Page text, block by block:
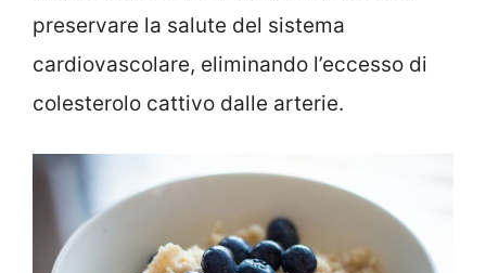
preservare la salute del sistema
cardiovascolare, eliminando l’eccesso di
colesterolo cattivo dalle arterie.